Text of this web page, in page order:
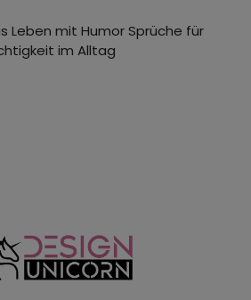
Leben mit Humor Sprüche für
im Alltag